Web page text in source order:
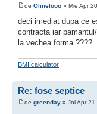
de Olinelooo » Mie Apr
deci imediat dupa ce
contracta iar
la vechea forma.????
BMI calculator
Re: fose septice
de greenday » Joi Apr